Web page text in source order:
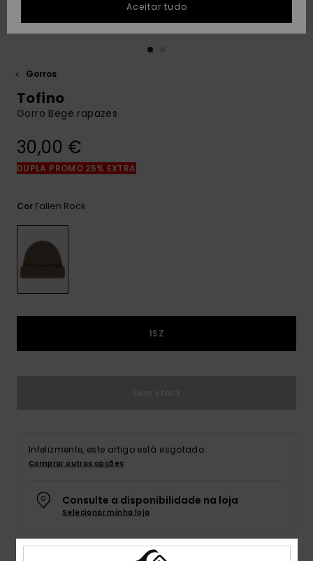
conversa para
obteres a
resposta mais
rápida à tua
perguntas
mais
PRESENTE
DESEJO
Gorros
Tofino
Gorro Bege rapazes
30,00 €
DUPLA PROMO 25% EXTRA
Cor Fallen Rock
1SZ
Infelizmente, este artigo está esgotado.
Comprar outras opções
Consulte a disponibilidade na loja
Selecionar minha loja
Aceitar tudo